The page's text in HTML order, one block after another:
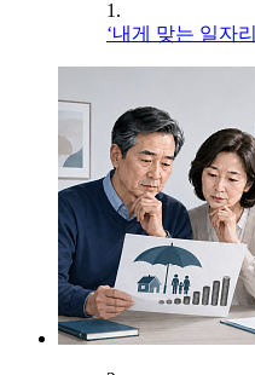
1.
‘내게 맞는 일자